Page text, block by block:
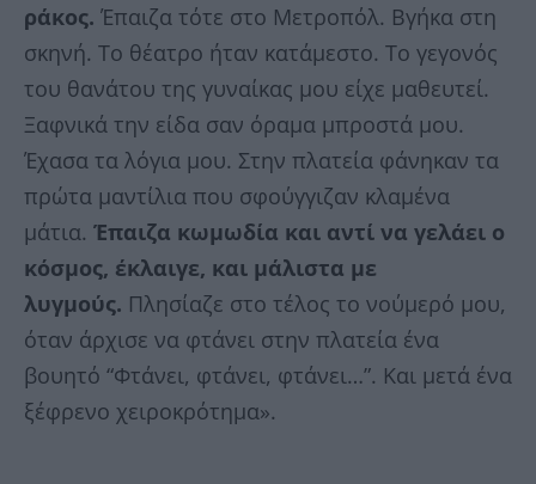
ράκος. Έπαιζα τότε στο Μετροπόλ. Βγήκα στη
σκηνή. Το θέατρο ήταν κατάμεστο. Το γεγονός
του θανάτου της γυναίκας μου είχε μαθευτεί.
Ξαφνικά την είδα σαν όραμα μπροστά μου.
Έχασα τα λόγια μου. Στην πλατεία φάνηκαν τα
πρώτα μαντίλια που σφούγγιζαν κλαμένα
μάτια. Έπαιζα κωμωδία και αντί να γελάει ο
κόσμος, έκλαιγε, και μάλιστα με
λυγμούς. Πλησίαζε στο τέλος το νούμερό μου,
όταν άρχισε να φτάνει στην πλατεία ένα
βουητό “Φτάνει, φτάνει, φτάνει…”. Και μετά ένα
ξέφρενο χειροκρότημα».